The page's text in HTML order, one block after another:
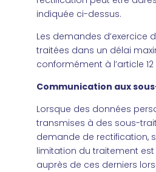
indiquée ci-dessus.
Les demandes d’exercice
traitées dans un délai
conformément à l’article 12
Communication aux
Lorsque des données
transmises à des sous-
demande de rectification,
limitation du traitement
auprès de ces derniers